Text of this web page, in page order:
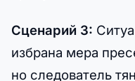
Сценарий 3:
избрана мера
но следователь